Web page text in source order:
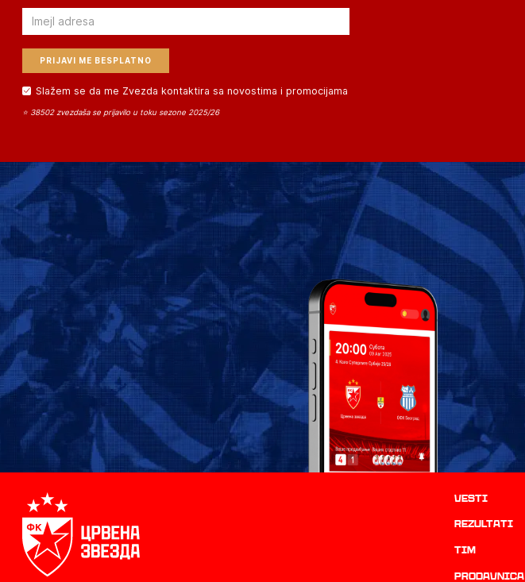
Email
Slažem se da me Zvezda kontaktira sa novostima i promocijama
⭐ 38502 zvezdaša se prijavilo u toku sezone 2025/26
Vesti
rezultati
TIM
prodavnica